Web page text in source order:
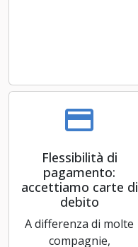
Flessibilità di
pagamento:
accettiamo carte di
debito
A differenza di molte
compagnie,